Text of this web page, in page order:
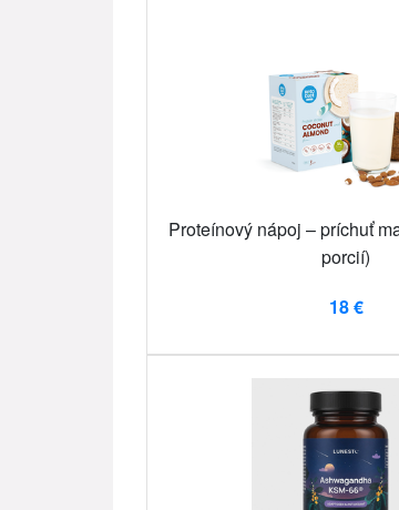
Proteínový nápoj – príchuť
porcií)
18 €